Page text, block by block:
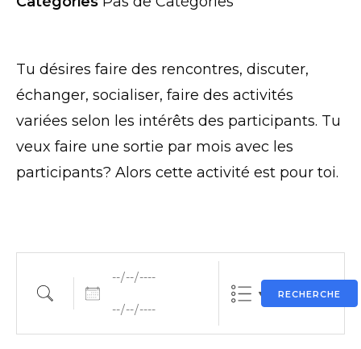
Tu désires faire des rencontres, discuter,
échanger, socialiser, faire des activités
variées selon les intérêts des participants. Tu
veux faire une sortie par mois avec les
participants? Alors cette activité est pour toi.
Rechercher une activité RECHERCHE